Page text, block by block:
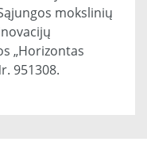
mokslinių
„Horizontas
951308.